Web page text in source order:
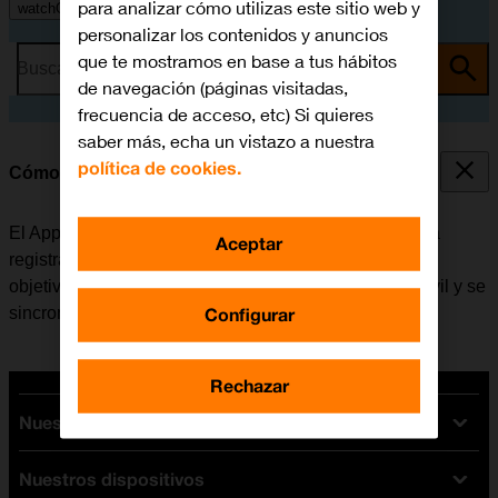
watchOS 10
Busca por problema o tema
Cómo utilizar las apps de salud
El Apple Watch se puede utilizar como podómetro para
registrar la actividad diaria realizada además de poner
objetivos al entrenamiento. Los datos se envían al móvil y se
sincronizan automáticamente con la app de salud.
Nuestras tarifas
Tarifas Orange
Nuestros dispositivos
para analizar cómo utilizas este sitio web y
personalizar los contenidos y anuncios
que te mostramos en base a tus hábitos
de navegación (páginas visitadas,
frecuencia de acceso, etc) Si quieres
saber más, echa un vistazo a nuestra
política de cookies.
Configurar
Rechazar
Aceptar